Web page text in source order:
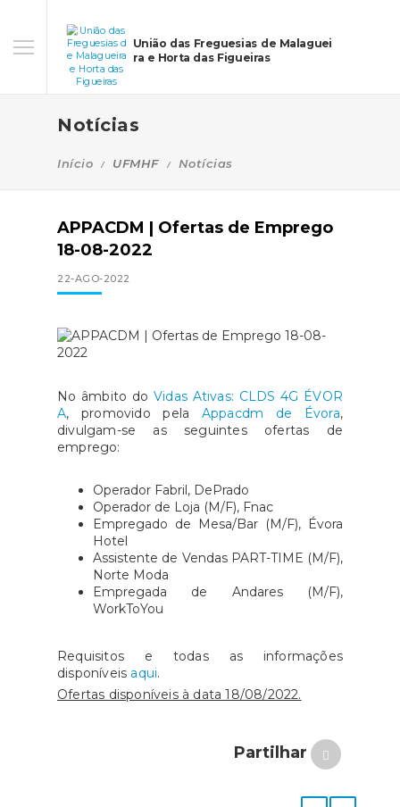
União das Freguesias de Malaguei
ra e Horta das Figueiras
Notícias
Início UFMHF Notícias
APPACDM | Ofertas de Emprego
18-08-2022
22-AGO-2022
No âmbito do Vidas Ativas: CLDS 4G ÉVOR
A, promovido pela Appacdm de Évora,
divulgam-se as seguintes ofertas de
emprego:
Operador Fabril, DePrado
Operador de Loja (M/F), Fnac
Empregado de Mesa/Bar (M/F), Évora
Hotel
Assistente de Vendas PART-TIME (M/F),
Norte Moda
Empregada de Andares (M/F),
WorkToYou
Requisitos e todas as informações
disponíveis aqui.
Ofertas disponíveis à data 18/08/2022.
Partilhar